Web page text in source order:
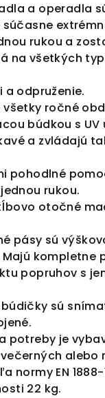
a operadla
rukou a
na všetkých
odpruženie.
ročné
búdkou s UV
a zvládajú
pohodlné
rukou.
otočné
pásy sú
kompletne
popruhov s
sú
potreby je
alebo
normy EN
22 kg.